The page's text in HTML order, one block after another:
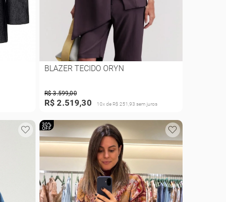
BLAZER TECIDO ORYN
R$ 3.599,00
R$ 2.519,30 10x de R$ 251,93 sem juros
30%
OFF